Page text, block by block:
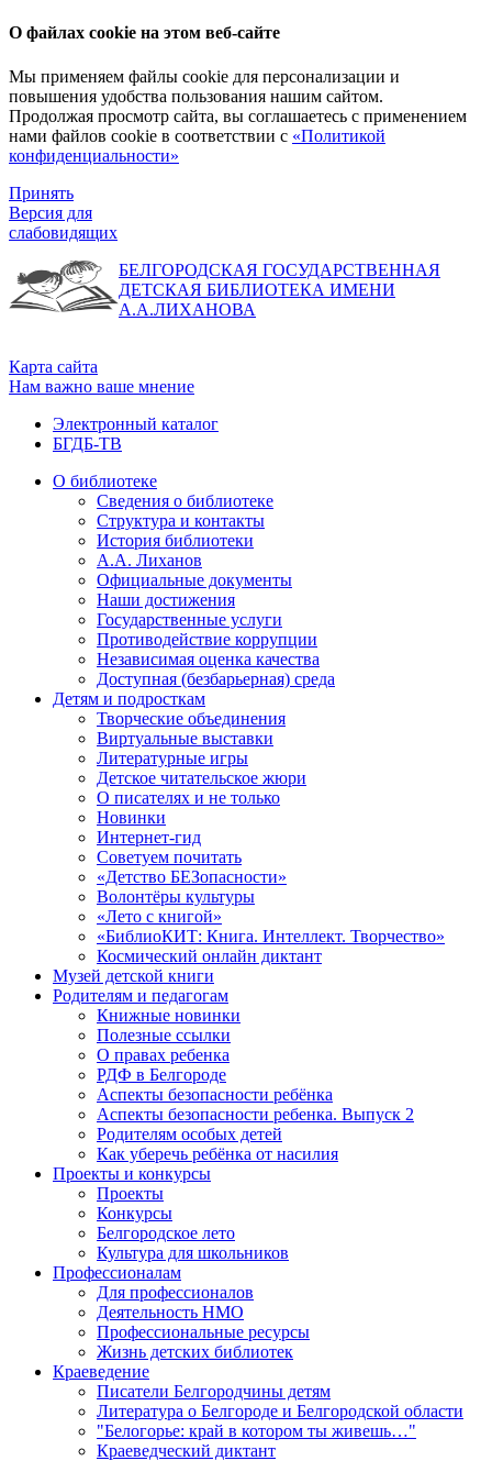
О файлах cookie на этом веб-сайте
Мы применяем файлы cookie для персонализации и
повышения удобства пользования нашим сайтом.
Продолжая просмотр сайта, вы соглашаетесь с применением
нами файлов cookie в соответствии с «Политикой
конфиденциальности»
Принять
Версия для
слабовидящих
БЕЛГОРОДСКАЯ ГОСУДАРСТВЕННАЯ
ДЕТСКАЯ БИБЛИОТЕКА ИМЕНИ
А.А.ЛИХАНОВА
Карта сайта
Нам важно ваше мнение
Электронный каталог
БГДБ-ТВ
О библиотеке
Сведения о библиотеке
Структура и контакты
История библиотеки
А.А. Лиханов
Официальные документы
Наши достижения
Государственные услуги
Противодействие коррупции
Независимая оценка качества
Доступная (безбарьерная) среда
Детям и подросткам
Творческие объединения
Виртуальные выставки
Литературные игры
Детское читательское жюри
О писателях и не только
Новинки
Интернет-гид
Советуем почитать
«Детство БЕЗопасности»
Волонтёры культуры
«Лето с книгой»
«БиблиоКИТ: Книга. Интеллект. Творчество»
Космический онлайн диктант
Музей детской книги
Родителям и педагогам
Книжные новинки
Полезные ссылки
О правах ребенка
РДФ в Белгороде
Аспекты безопасности ребёнка
Аспекты безопасности ребенка. Выпуск 2
Родителям особых детей
Как уберечь ребёнка от насилия
Проекты и конкурсы
Проекты
Конкурсы
Белгородское лето
Культура для школьников
Профессионалам
Для профессионалов
Деятельность НМО
Профессиональные ресурсы
Жизнь детских библиотек
Краеведение
Писатели Белгородчины детям
Литература о Белгороде и Белгородской области
"Белогорье: край в котором ты живешь…"
Краеведческий диктант